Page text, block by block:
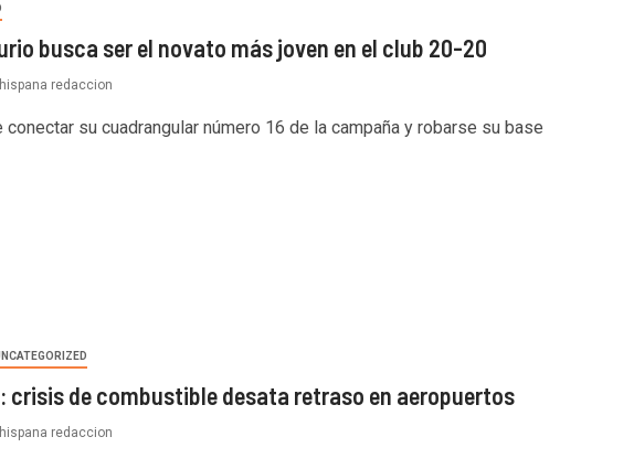
busca ser el novato más joven en el club 20-20
redaccion
su cuadrangular número 16 de la campaña y robarse su base
crisis de combustible desata retraso en aeropuertos
redaccion